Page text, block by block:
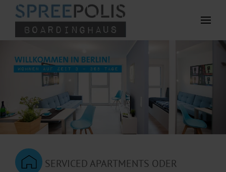
Zum Hauptinhalt springen
SERVICED APARTMENTS ODER